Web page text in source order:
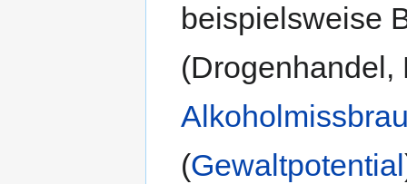
beispielsweise
(Gewaltpotential